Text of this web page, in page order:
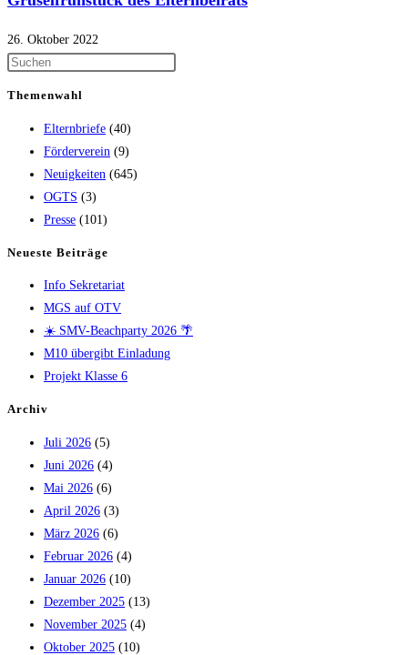
26. Oktober 2022
Themenwahl
Elternbriefe (40)
Förderverein (9)
Neuigkeiten (645)
OGTS (3)
Presse (101)
Neueste Beiträge
Info Sekretariat
MGS auf OTV
☀️ SMV-Beachparty 2026 🌴
M10 übergibt Einladung
Projekt Klasse 6
Archiv
Juli 2026 (5)
Juni 2026 (4)
Mai 2026 (6)
April 2026 (3)
März 2026 (6)
Februar 2026 (4)
Januar 2026 (10)
Dezember 2025 (13)
November 2025 (4)
Oktober 2025 (10)